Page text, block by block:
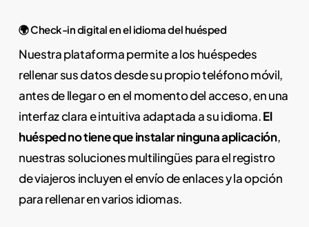
🌍 Check-in digital en el idioma del huésped
Nuestra plataforma permite a los huéspedes
rellenar sus datos desde su propio teléfono móvil,
antes de llegar o en el momento del acceso, en una
interfaz clara e intuitiva adaptada a su idioma.El
huésped no tiene que instalar ninguna aplicación,
nuestras soluciones multilingües para el registro
de viajeros incluyen el envío de enlaces y la opción
para rellenar en varios idiomas.